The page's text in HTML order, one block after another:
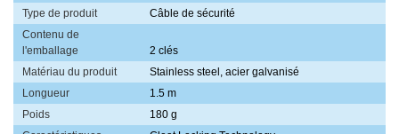
Type de produit
Câble de sécurité
Contenu de
l'emballage
2 clés
Matériau du produit
Stainless steel, acier galvanisé
Longueur
1.5 m
Poids
180 g